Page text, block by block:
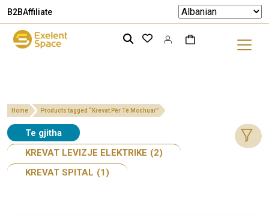
B2BAffiliate
Home Products tagged “Krevat Për Të Moshuar”
Te gjitha
KREVAT LEVIZJE ELEKTRIKE (2)
KREVAT SPITAL (1)